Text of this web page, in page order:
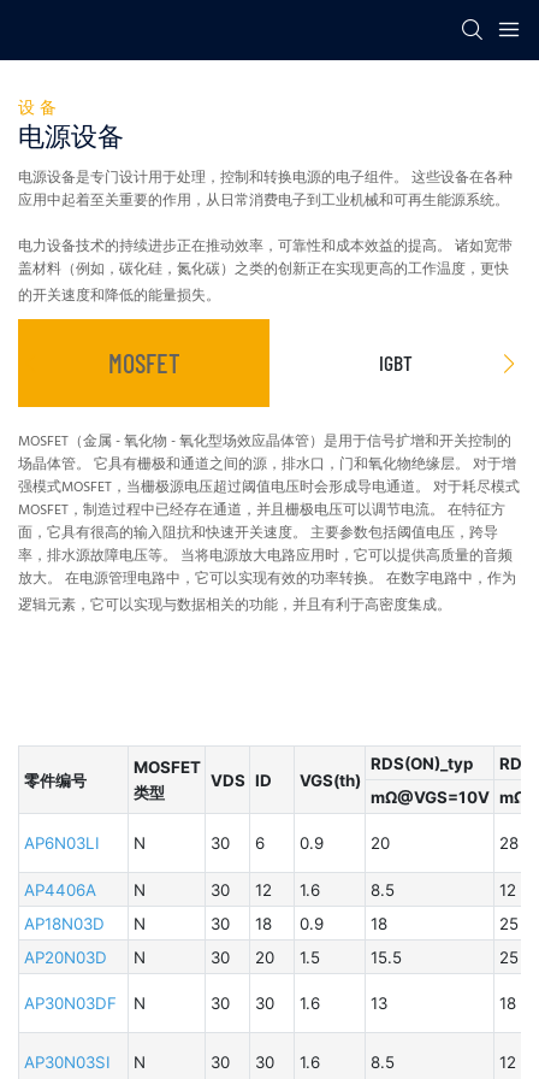
设备
电源设备
电源设备是专门设计用于处理，控制和转换电源的电子组件。 这些设备在各种
应用中起着至关重要的作用，从日常消费电子到工业机械和可再生能源系统。
电力设备技术的持续进步正在推动效率，可靠性和成本效益的提高。 诸如宽带
盖材料（例如，碳化硅，氮化碳）之类的创新正在实现更高的工作温度，更快
的开关速度和降低的能量损失。
MOSFET IGBT
MOSFET（金属 - 氧化物 - 氧化型场效应晶体管）是用于信号扩增和开关控制的
场晶体管。 它具有栅极和通道之间的源，排水口，门和氧化物绝缘层。 对于增
强模式MOSFET，当栅极源电压超过阈值电压时会形成导电通道。 对于耗尽模式
MOSFET，制造过程中已经存在通道，并且栅极电压可以调节电流。 在特征方
面，它具有很高的输入阻抗和快速开关速度。 主要参数包括阈值电压，跨导
率，排水源故障电压等。 当将电源放大电路应用时，它可以提供高质量的音频
放大。 在电源管理电路中，它可以实现有效的功率转换。 在数字电路中，作为
逻辑元素，它可以实现与数据相关的功能，并且有利于高密度集成。
零件编号
MOSFET
类型
VDS ID VGS(th)
RDS(ON)_typ
mΩ@VGS=10V
AP6N03LI N 30 6 0.9 20 28
AP4406A N 30 12 1.6 8.5
12
AP18N03D
N 30 18 0.9 18
25
AP20N03D
N 30 20 1.5 15.5 25
AP30N03DF N 30 30 1.6 13 18
AP30N03SI N 30 30 1.6 8.5 12